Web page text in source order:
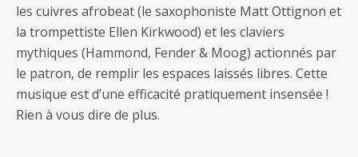
les cuivres afrobeat (le saxophoniste Matt Ottignon et
la trompettiste Ellen Kirkwood) et les claviers
mythiques (Hammond, Fender & Moog) actionnés par
le patron, de remplir les espaces laissés libres. Cette
musique est d’une efficacité pratiquement insensée !
Rien à vous dire de plus.